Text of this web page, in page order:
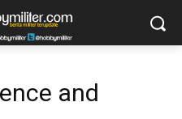
and